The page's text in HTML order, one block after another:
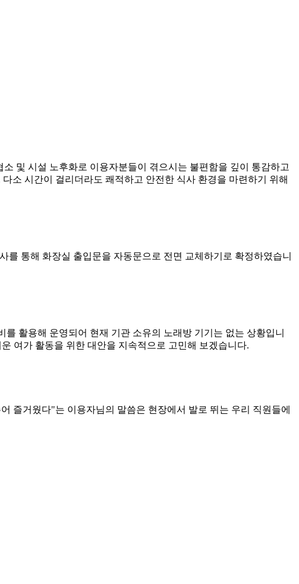
및 시설 노후화로 이용자분들이 겪으시는 불편함을 깊이 통감하고
소 시간이 걸리더라도 쾌적하고 안전한 식사 환경을 마련하기 위해
통해 화장실 출입문을 자동문으로 전면 교체하기로 확정하였습니
활용해 운영되어 현재 기관 소유의 노래방 기기는 없는 상황입니
여가 활동을 위한 대안을 지속적으로 고민해 보겠습니다.
즐거웠다"는 이용자님의 말씀은 현장에서 발로 뛰는 우리 직원들에